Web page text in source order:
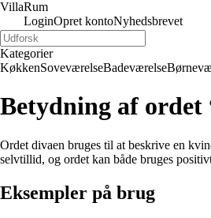
VillaRum
LoginOpret kontoNyhedsbrevet
Kategorier
KøkkenSoveværelseBadeværelse
Betydning af ordet
Ordet divaen bruges til at beskrive en
selvtillid, og ordet kan både bruges
Eksempler på brug